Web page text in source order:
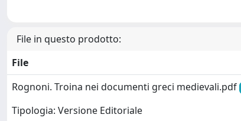
File in questo prodotto:
File
Rognoni. Troina nei documenti greci medievali.pdf
Tipologia: Versione Editoriale